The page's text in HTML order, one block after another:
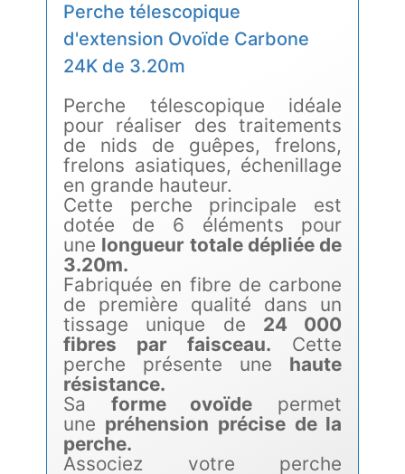
Perche télescopique
d'extension Ovoïde Carbone
24K de 3.20m
Perche télescopique idéale
pour réaliser des traitements
de nids de guêpes, frelons,
frelons asiatiques, échenillage
en grande hauteur.
Cette perche principale est
dotée de 6 éléments pour
une longueur totale dépliée de
3.20m.
Fabriquée en fibre de carbone
de première qualité dans un
tissage unique de 24 000
fibres par faisceau. Cette
perche présente une haute
résistance.
Sa forme ovoïde permet
une préhension précise de la
perche.
Associez votre perche